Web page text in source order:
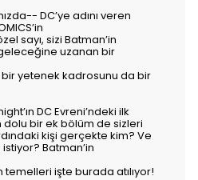
DC’ye adını veren
sayı, sizi Batman’in
uzanan bir
bir yetenek kadrosunu da bir
DC Evreni’ndeki ilk
bir ek bölüm de sizleri
kişi gerçekte kim? Ve
Batman’in
işte burada atılıyor!